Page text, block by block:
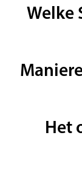
Welke
Het